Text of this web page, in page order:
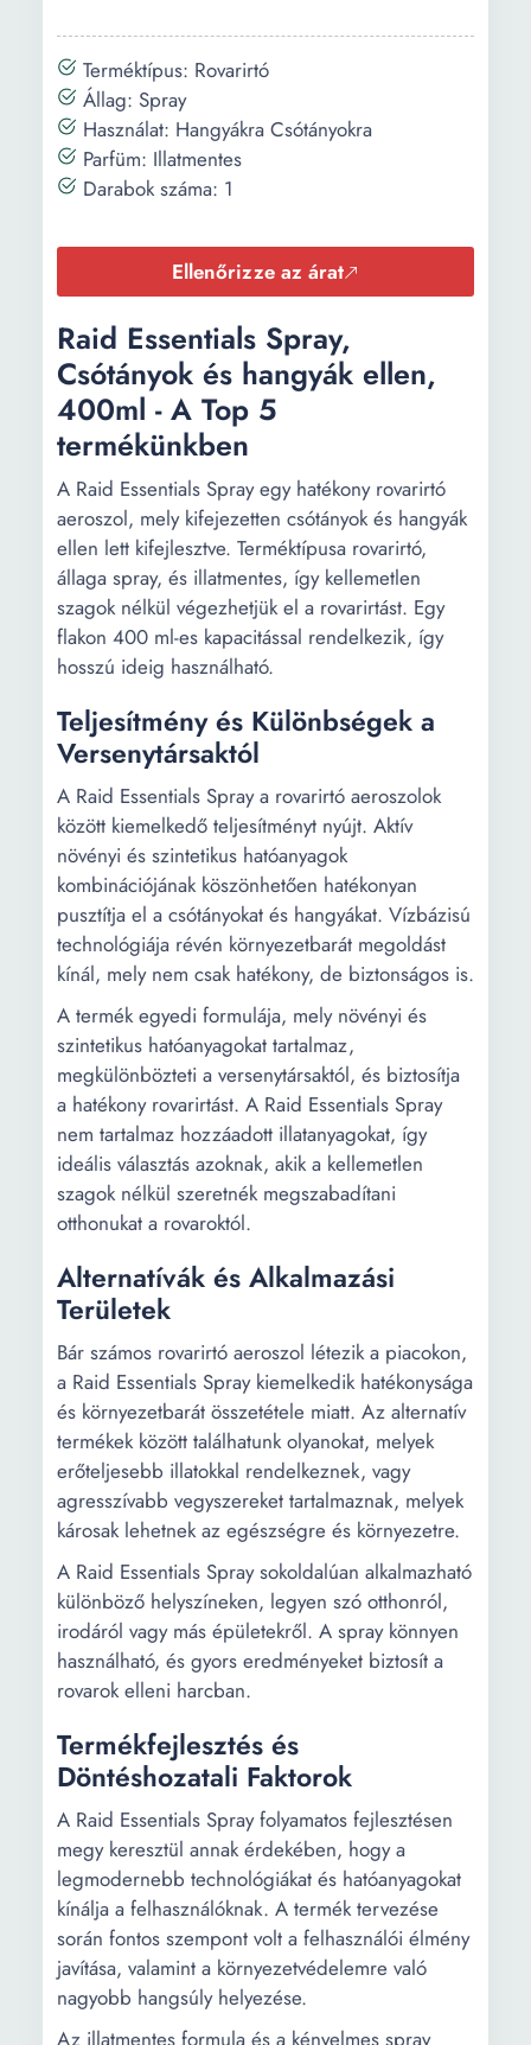
Terméktípus: Rovarirtó
Állag: Spray
Használat: Hangyákra Csótányokra
Parfüm: Illatmentes
Darabok száma: 1
Ellenőrizze az árat
Raid Essentials Spray,
Csótányok és hangyák ellen,
400ml - A Top 5
termékünkben
A Raid Essentials Spray egy hatékony rovarirtó
aeroszol, mely kifejezetten csótányok és hangyák
ellen lett kifejlesztve. Terméktípusa rovarirtó,
állaga spray, és illatmentes, így kellemetlen
szagok nélkül végezhetjük el a rovarirtást. Egy
flakon 400 ml-es kapacitással rendelkezik, így
hosszú ideig használható.
Teljesítmény és Különbségek a
Versenytársaktól
A Raid Essentials Spray a rovarirtó aeroszolok
között kiemelkedő teljesítményt nyújt. Aktív
növényi és szintetikus hatóanyagok
kombinációjának köszönhetően hatékonyan
pusztítja el a csótányokat és hangyákat. Vízbázisú
technológiája révén környezetbarát megoldást
kínál, mely nem csak hatékony, de biztonságos is.
A termék egyedi formulája, mely növényi és
szintetikus hatóanyagokat tartalmaz,
megkülönbözteti a versenytársaktól, és biztosítja
a hatékony rovarirtást. A Raid Essentials Spray
nem tartalmaz hozzáadott illatanyagokat, így
ideális választás azoknak, akik a kellemetlen
szagok nélkül szeretnék megszabadítani
otthonukat a rovaroktól.
Alternatívák és Alkalmazási
Területek
Bár számos rovarirtó aeroszol létezik a piacokon,
a Raid Essentials Spray kiemelkedik hatékonysága
és környezetbarát összetétele miatt. Az alternatív
termékek között találhatunk olyanokat, melyek
erőteljesebb illatokkal rendelkeznek, vagy
agresszívabb vegyszereket tartalmaznak, melyek
károsak lehetnek az egészségre és környezetre.
A Raid Essentials Spray sokoldalúan alkalmazható
különböző helyszíneken, legyen szó otthonról,
irodáról vagy más épületekről. A spray könnyen
használható, és gyors eredményeket biztosít a
rovarok elleni harcban.
Termékfejlesztés és
Döntéshozatali Faktorok
A Raid Essentials Spray folyamatos fejlesztésen
megy keresztül annak érdekében, hogy a
legmodernebb technológiákat és hatóanyagokat
kínálja a felhasználóknak. A termék tervezése
során fontos szempont volt a felhasználói élmény
javítása, valamint a környezetvédelemre való
nagyobb hangsúly helyezése.
Az illatmentes formula és a kényelmes spray